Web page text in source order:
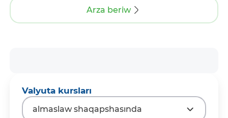
Arza beriw
Valyuta kursları
almaslaw shaqapshasında